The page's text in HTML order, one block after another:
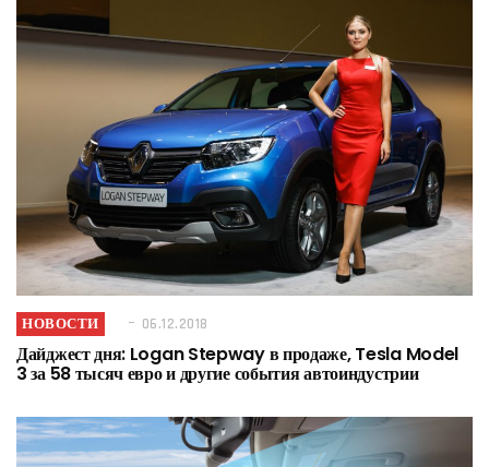
НОВОСТИ 06.12.2018
Дайджест дня: Logan Stepway в продаже, Tesla Model
3 за 58 тысяч евро и другие события автоиндустрии